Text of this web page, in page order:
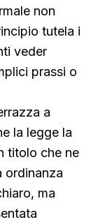
non
tutela i
veder
prassi o
a
la legge la
titolo che ne
ordinanza
ma